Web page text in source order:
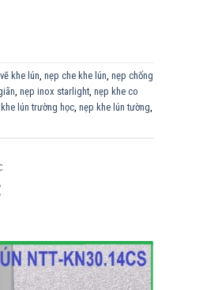
khe lún, nẹp che khe lún, nẹp chống
, nẹp inox starlight, nẹp khe co
lún trường học, nẹp khe lún tường,